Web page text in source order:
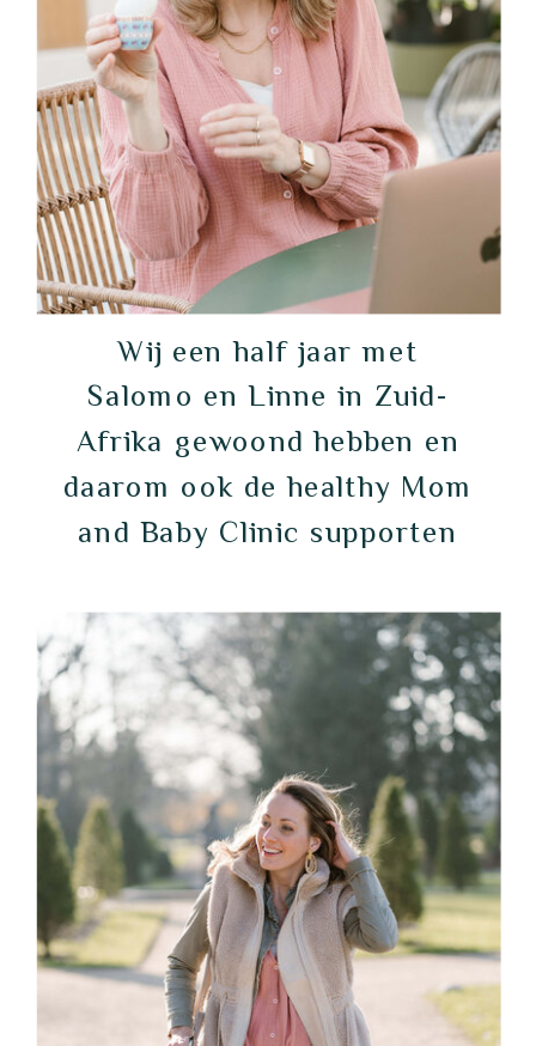
Wij een half jaar met
Salomo en Linne in Zuid-
Afrika gewoond hebben en
daarom ook de healthy Mom
and Baby Clinic supporten